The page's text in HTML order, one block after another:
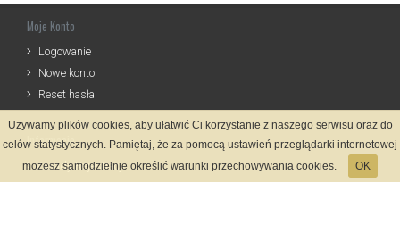
Moje Konto
Logowanie
Nowe konto
Reset hasła
Informacje
Zasady Rejestracji
Używamy plików cookies, aby ułatwić Ci korzystanie z naszego serwisu oraz do
celów statystycznych. Pamiętaj, że za pomocą ustawień przeglądarki internetowej
możesz samodzielnie określić warunki przechowywania cookies.
OK